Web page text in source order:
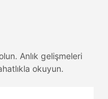
Anlık gelişmeleri
okuyun.